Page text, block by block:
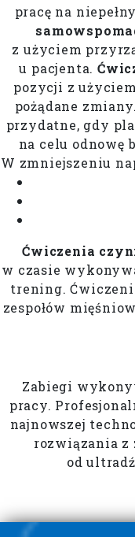
pracę na
z użyciem
u pacjenta.
pozycji z
pożądane
przydatne, gdy
na celu odnowę
W zmniejszeniu
Ćwiczenia
w czasie
trening.
zespołów
Zabiegi
pracy.
najnowszej
rozwiązania z
od